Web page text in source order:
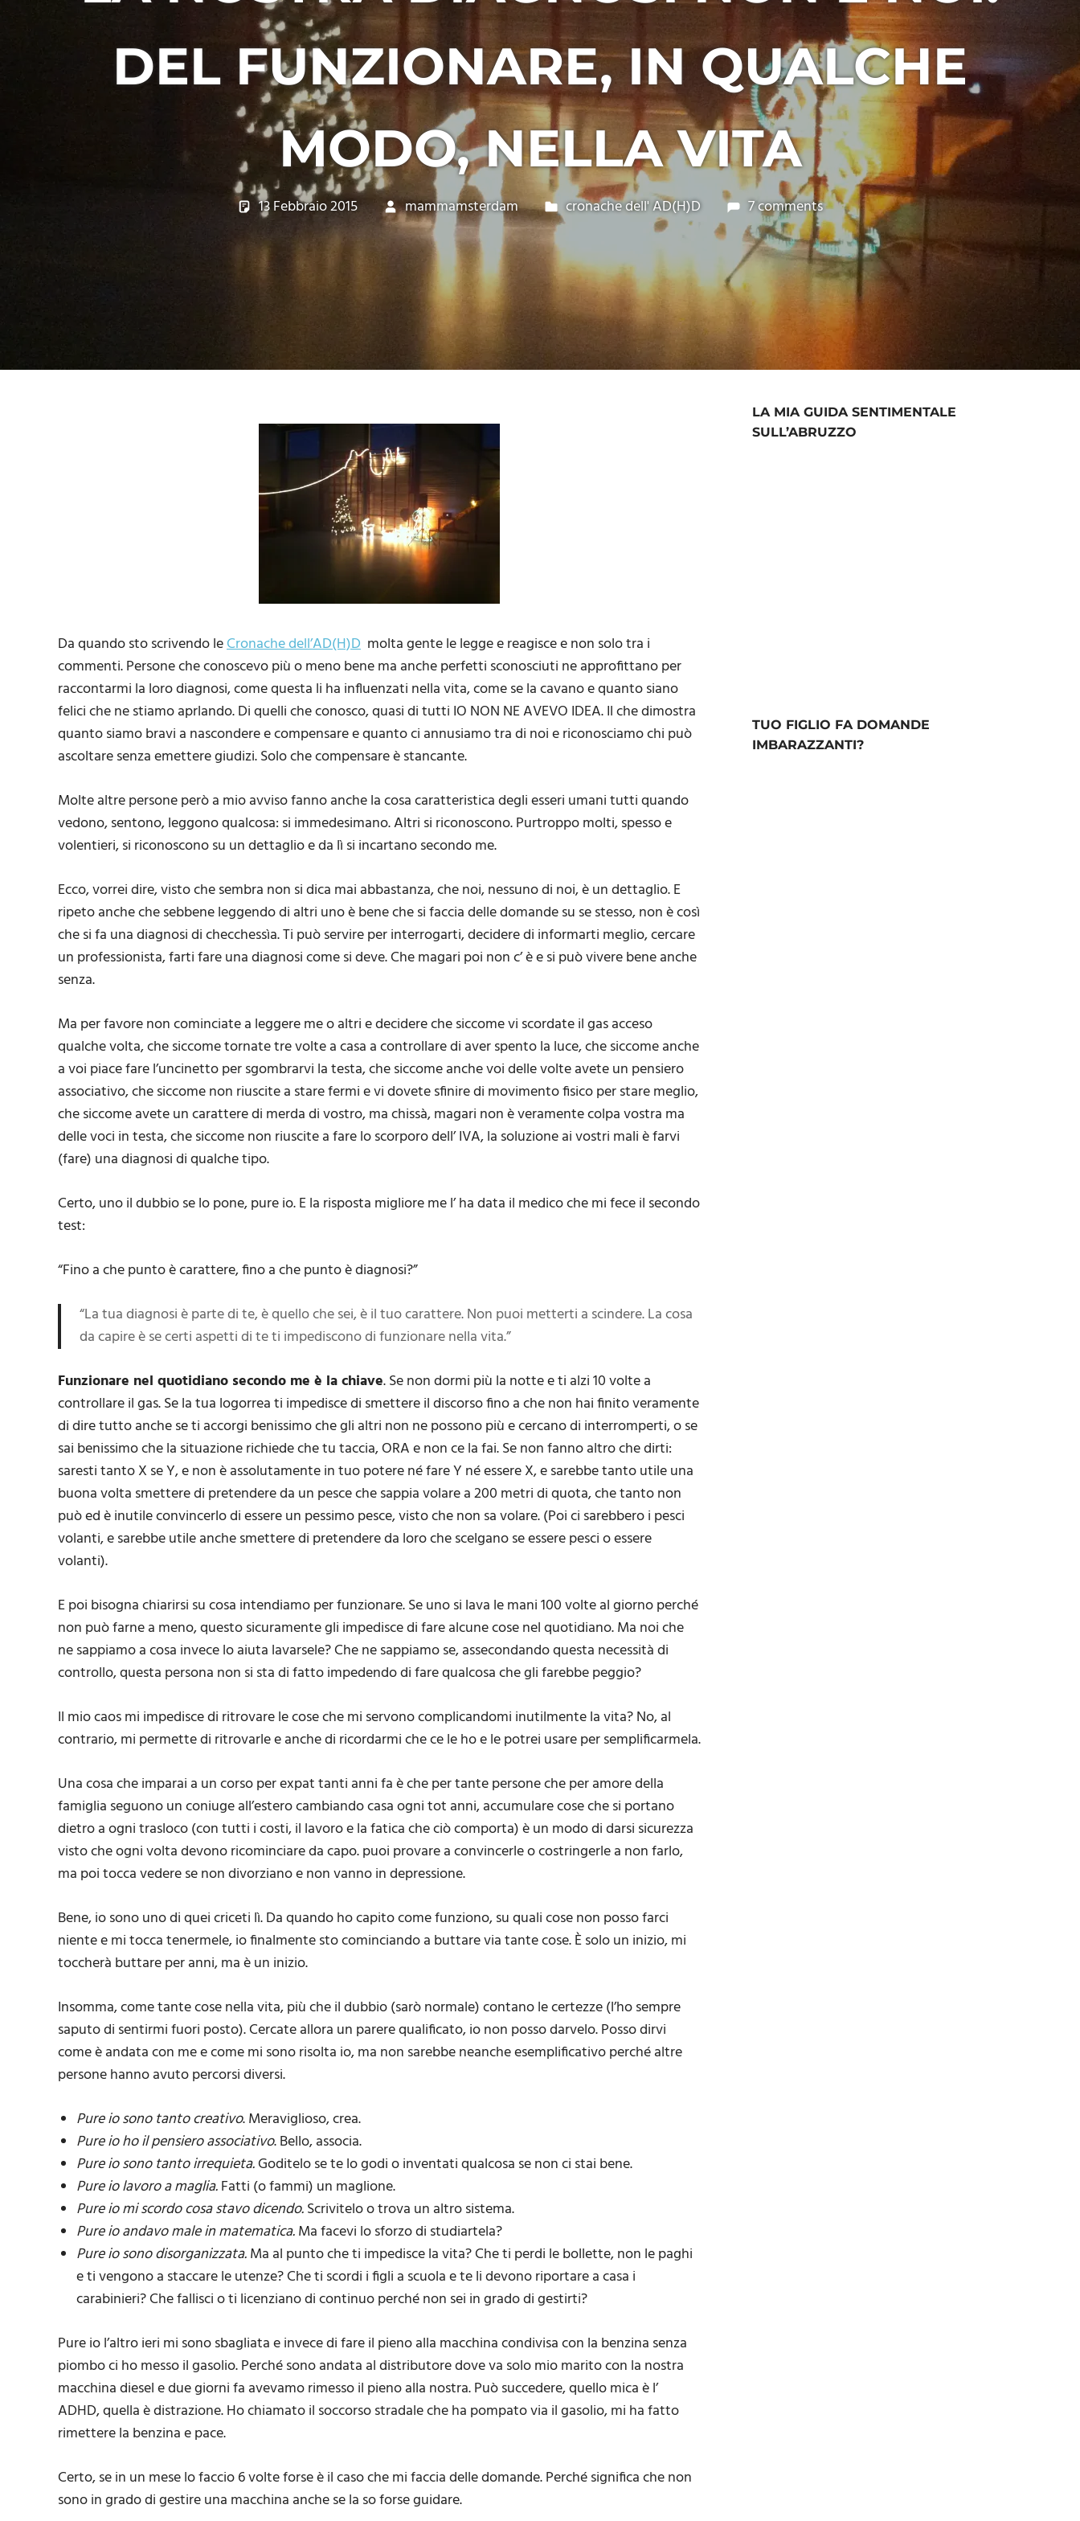
DEL FUNZIONARE, IN QUALCHE
MODO, NELLA VITA
13 Febbraio 2015 mammamsterdam cronache dell' AD(H)D 7 comments
Da quando sto scrivendo leCronache dell’AD(H)D molta gente le legge e reagisce e non solo tra i
commenti. Persone che conoscevo più o meno bene ma anche perfetti sconosciuti ne approfittano per
raccontarmi la loro diagnosi, come questa li ha influenzati nella vita, come se la cavano e quanto siano
felici che ne stiamo aprlando. Di quelli che conosco, quasi di tutti IO NON NE AVEVO IDEA. Il che dimostra
quanto siamo bravi a nascondere e compensare e quanto ci annusiamo tra di noi e riconosciamo chi può
ascoltare senza emettere giudizi. Solo che compensare è stancante.
Molte altre persone però a mio avviso fanno anche la cosa caratteristica degli esseri umani tutti quando
vedono, sentono, leggono qualcosa: si immedesimano. Altri si riconoscono. Purtroppo molti, spesso e
volentieri, si riconoscono su un dettaglio e da lì si incartano secondo me.
Ecco, vorrei dire, visto che sembra non si dica mai abbastanza, che noi, nessuno di noi, è un dettaglio. E
ripeto anche che sebbene leggendo di altri uno è bene che si faccia delle domande su se stesso, non è così
che si fa una diagnosi di checchessìa. Ti può servire per interrogarti, decidere di informarti meglio, cercare
un professionista, farti fare una diagnosi come si deve. Che magari poi non c’ è e si può vivere bene anche
senza.
Ma per favore non cominciate a leggere me o altri e decidere che siccome vi scordate il gas acceso
qualche volta, che siccome tornate tre volte a casa a controllare di aver spento la luce, che siccome anche
a voi piace fare l’uncinetto per sgombrarvi la testa, che siccome anche voi delle volte avete un pensiero
associativo, che siccome non riuscite a stare fermi e vi dovete sfinire di movimento fisico per stare meglio,
che siccome avete un carattere di merda di vostro, ma chissà, magari non è veramente colpa vostra ma
delle voci in testa, che siccome non riuscite a fare lo scorporo dell’ IVA, la soluzione ai vostri mali è farvi
(fare) una diagnosi di qualche tipo.
Certo, uno il dubbio se lo pone, pure io. E la risposta migliore me l’ ha data il medico che mi fece il secondo
test:
“Fino a che punto è carattere, fino a che punto è diagnosi?”
“La tua diagnosi è parte di te, è quello che sei, è il tuo carattere. Non puoi metterti a scindere. La cosa
da capire è se certi aspetti di te ti impediscono di funzionare nella vita.”
Funzionare nel quotidiano secondo me è la chiave. Se non dormi più la notte e ti alzi 10 volte a
controllare il gas. Se la tua logorrea ti impedisce di smettere il discorso fino a che non hai finito veramente
di dire tutto anche se ti accorgi benissimo che gli altri non ne possono più e cercano di interromperti, o se
sai benissimo che la situazione richiede che tu taccia, ORA e non ce la fai. Se non fanno altro che dirti:
saresti tanto X se Y, e non è assolutamente in tuo potere né fare Y né essere X, e sarebbe tanto utile una
buona volta smettere di pretendere da un pesce che sappia volare a 200 metri di quota, che tanto non
può ed è inutile convincerlo di essere un pessimo pesce, visto che non sa volare. (Poi ci sarebbero i pesci
volanti, e sarebbe utile anche smettere di pretendere da loro che scelgano se essere pesci o essere
volanti).
E poi bisogna chiarirsi su cosa intendiamo per funzionare. Se uno si lava le mani 100 volte al giorno perché
non può farne a meno, questo sicuramente gli impedisce di fare alcune cose nel quotidiano. Ma noi che
ne sappiamo a cosa invece lo aiuta lavarsele? Che ne sappiamo se, assecondando questa necessità di
controllo, questa persona non si sta di fatto impedendo di fare qualcosa che gli farebbe peggio?
Il mio caos mi impedisce di ritrovare le cose che mi servono complicandomi inutilmente la vita? No, al
contrario, mi permette di ritrovarle e anche di ricordarmi che ce le ho e le potrei usare per semplificarmela.
Una cosa che imparai a un corso per expat tanti anni fa è che per tante persone che per amore della
famiglia seguono un coniuge all’estero cambiando casa ogni tot anni, accumulare cose che si portano
dietro a ogni trasloco (con tutti i costi, il lavoro e la fatica che ciò comporta) è un modo di darsi sicurezza
visto che ogni volta devono ricominciare da capo. puoi provare a convincerle o costringerle a non farlo,
ma poi tocca vedere se non divorziano e non vanno in depressione.
Bene, io sono uno di quei criceti lì. Da quando ho capito come funziono, su quali cose non posso farci
niente e mi tocca tenermele, io finalmente sto cominciando a buttare via tante cose. È solo un inizio, mi
toccherà buttare per anni, ma è un inizio.
Insomma, come tante cose nella vita, più che il dubbio (sarò normale) contano le certezze (l’ho sempre
saputo di sentirmi fuori posto). Cercate allora un parere qualificato, io non posso darvelo. Posso dirvi
come è andata con me e come mi sono risolta io, ma non sarebbe neanche esemplificativo perché altre
persone hanno avuto percorsi diversi.
Pure io sono tanto creativo. Meraviglioso, crea.
Pure io ho il pensiero associativo. Bello, associa.
Pure io sono tanto irrequieta.Goditelo se te lo godi o inventati qualcosa se non ci stai bene.
Pure io lavoro a maglia.Fatti (o fammi) un maglione.
Pure io mi scordo cosa stavodicendo.Scrivitelo o trova un altro sistema.
Pure io andavo male in matematica.Ma facevi lo sforzo di studiartela?
Pure io sono disorganizzata.Ma al punto che ti impedisce la vita? Che ti perdi le bollette, non le paghi
e ti vengono a staccare le utenze? Che ti scordi i figli a scuola e te li devono riportare a casa i
carabinieri? Che fallisci o ti licenziano di continuo perché non sei in grado di gestirti?
Pure io l’altro ieri mi sono sbagliata e invece di fare il pieno alla macchina condivisa con la benzina senza
piombo ci ho messo il gasolio. Perché sono andata al distributore dove va solo mio marito con la nostra
macchina diesel e due giorni fa avevamo rimesso il pieno alla nostra. Può succedere, quello mica è l’
ADHD, quella è distrazione. Ho chiamato il soccorso stradale che ha pompato via il gasolio, mi ha fatto
rimettere la benzina e pace.
Certo, se in un mese lo faccio 6 volte forse è il caso che mi faccia delle domande. Perché significa che non
sono in grado di gestire una macchina anche se la so forse guidare.
LA MIA GUIDA SENTIMENTALE
SULL’ABRUZZO
TUO FIGLIO FA DOMANDE
IMBARAZZANTI?